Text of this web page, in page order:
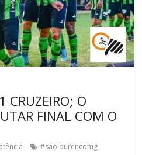
CRUZEIRO; O
FINAL COM O
#saolourencomg